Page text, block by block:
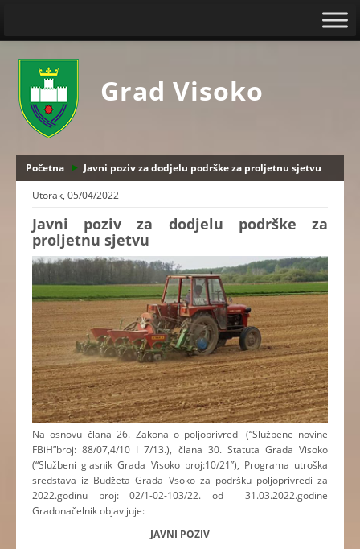
Grad Visoko
Početna
Javni poziv za dodjelu podrške za proljetnu sjetvu
Utorak, 05/04/2022
Javni poziv za dodjelu podrške za
proljetnu sjetvu
Na osnovu člana 26. Zakona o poljoprivredi (“Službene novine
FBiH”broj: 88/07,4/10 I 7/13.), člana 30. Statuta Grada Visoko
(“Službeni glasnik Grada Visoko broj:10/21”), Programa utroška
sredstava iz Budžeta Grada Vsoko za podršku poljoprivredi za
2022.godinu broj: 02/1-02-103/22. od 31.03.2022.godine
Gradonačelnik objavljuje:
JAVNI POZIV